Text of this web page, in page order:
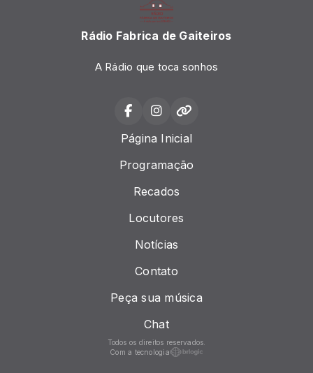
Rádio Fabrica de Gaiteiros
A Rádio que toca sonhos
Página Inicial
Programação
Recados
Locutores
Notícias
Contato
Peça sua música
Chat
Todos os direitos reservados.
Com a tecnologia